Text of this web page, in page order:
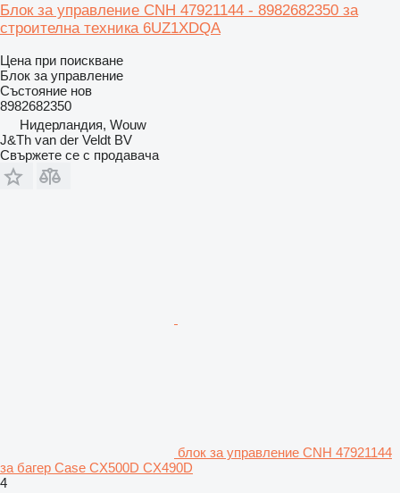
Блок за управление CNH 47921144 - 8982682350 за
строителна техника 6UZ1XDQA
Цена при поискване
Блок за управление
Състояние нов
8982682350
Нидерландия, Wouw
J&Th van der Veldt BV
Свържете се с продавача
блок за управление CNH 47921144
за багер Case CX500D CX490D
4